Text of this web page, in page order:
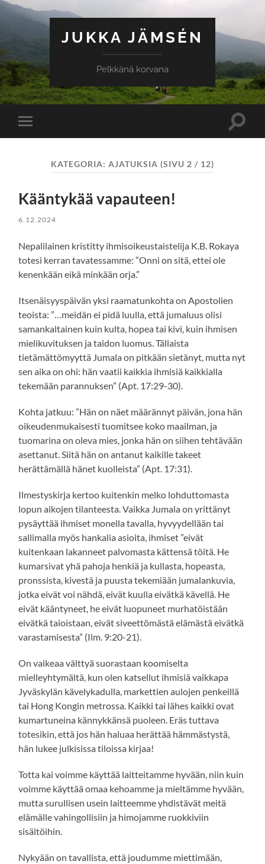
JUKKA JÄMSÉN
Pelkkänä korvana
Toggle
mobile
Toggle
KATEGORIA: AJATUKSIA (SIVU 2 / 12)
Kääntykää vapauteen!
6.12.2024
Nepalilainen kristitty ihmisoikeustaistelija K.B. Rokaya
totesi kerran tavatessamme: ”Onni on sitä, ettei ole
kenenkään eikä minkään orja.”
Itsenäisyyspäivän yksi raamatunkohta on Apostolien
teoista: ”…meidän ei pidä luulla, että jumaluus olisi
samankaltainen kuin kulta, hopea tai kivi, kuin ihmisen
mielikuvituksen ja taidon luomus. Tällaista
tietämättömyyttä Jumala on pitkään sietänyt, mutta nyt
sen aika on ohi: hän vaatii kaikkia ihmisiä kaikkialla
tekemään parannuksen” (Apt. 17:29-30).
Kohta jatkuu: ”Hän on näet määrännyt päivän, jona hän
oikeudenmukaisesti tuomitsee koko maailman, ja
tuomarina on oleva mies, jonka hän on siihen tehtävään
asettanut. Siitä hän on antanut kaikille takeet
herättämällä hänet kuolleista” (Apt. 17:31).
Ilmestyskirja kertoo kuitenkin melko lohduttomasta
lopun aikojen tilanteesta. Vaikka Jumala on yrittänyt
pysäyttää ihmiset monella tavalla, hyvyydellään tai
sallimalla myös hankalia asioita, ihmiset ”eivät
kuitenkaan lakanneet palvomasta kättensä töitä. He
kumarsivat yhä pahoja henkiä ja kullasta, hopeasta,
pronssista, kivestä ja puusta tekemiään jumalankuvia,
jotka eivät voi nähdä, eivät kuulla eivätkä kävellä. He
eivät kääntyneet, he eivät luopuneet murhatöistään
eivätkä taioistaan, eivät siveettömästä elämästä eivätkä
varastamisesta” (Ilm. 9:20-21).
On vaikeaa välttyä suorastaan koomiselta
mielleyhtymältä, kun olen katsellut ihmisiä vaikkapa
Jyväskylän kävelykadulla, markettien aulojen penkeillä
tai Hong Kongin metrossa. Kaikki tai lähes kaikki ovat
kumartuneina kännykkänsä puoleen. Eräs tuttava
totesikin, että jos hän haluaa herättää hämmästystä,
hän lukee julkisissa tiloissa kirjaa!
Totta kai voimme käyttää laitteitamme hyvään, niin kuin
voimme käyttää omaa kehoamme ja mieltämme hyvään,
mutta surullisen usein laitteemme yhdistävät meitä
elämälle vahingollisiin ja himojamme ruokkiviin
sisältöihin.
Nykyään on tavallista, että joudumme miettimään,